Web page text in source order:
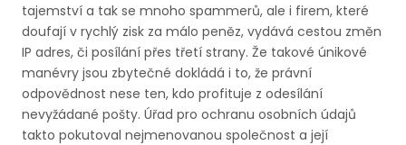
tajemství a tak se mnoho spammerů, ale i firem, které
doufají v rychlý zisk za málo peněz, vydává cestou změn
IP adres, či posílání přes třetí strany. Že takové únikové
manévry jsou zbytečné dokládá i to, že právní
odpovědnost nese ten, kdo profituje z odesílání
nevyžádané pošty. Úřad pro ochranu osobních údajů
takto pokutoval nejmenovanou společnost a její